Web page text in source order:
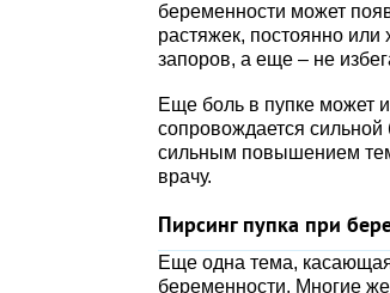
беременности может
растяжек, постоянно
запоров, а еще – не
Еще боль в пупке может
сопровождается
сильным повышением
врачу.
Пирсинг пупка при
Еще одна тема,
беременности. Многие